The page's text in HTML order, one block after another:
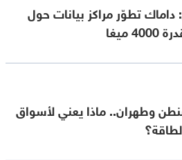
تطوّر مراكز بيانات حول
ميغا
وطهران.. ماذا يعني لأسواق